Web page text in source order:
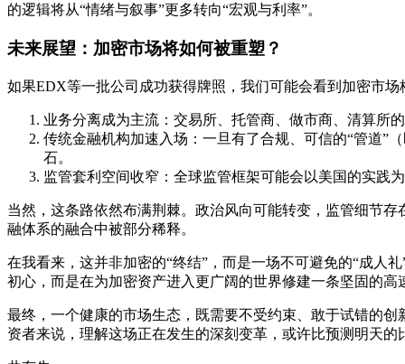
的逻辑将从“情绪与叙事”更多转向“宏观与利率”。
未来展望：加密市场将如何被重塑？
如果EDX等一批公司成功获得牌照，我们可能会看到加密市场
业务分离成为主流：交易所、托管商、做市商、清算所
传统金融机构加速入场：一旦有了合规、可信的“管道”
石。
监管套利空间收窄：全球监管框架可能会以美国的实践
当然，这条路依然布满荆棘。政治风向可能转变，监管细节
融体系的融合中被部分稀释。
在我看来，这并非加密的“终结”，而是一场不可避免的“成人
初心，而是在为加密资产进入更广阔的世界修建一条坚固的高
最终，一个健康的市场生态，既需要不受约束、敢于试错的
资者来说，理解这场正在发生的深刻变革，或许比预测明天